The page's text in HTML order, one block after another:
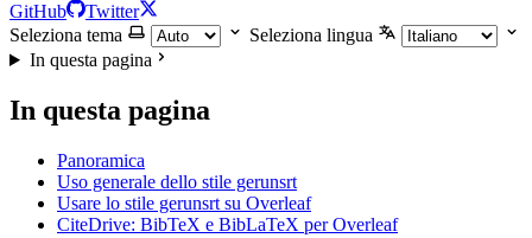
GitHub
Twitter
Seleziona tema
Seleziona lingua
In questa pagina
In questa pagina
Panoramica
Uso generale dello stile gerunsrt
Usare lo stile gerunsrt su Overleaf
CiteDrive: BibTeX e BibLaTeX per Overleaf